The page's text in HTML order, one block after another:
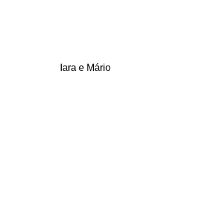
Iara e Mário